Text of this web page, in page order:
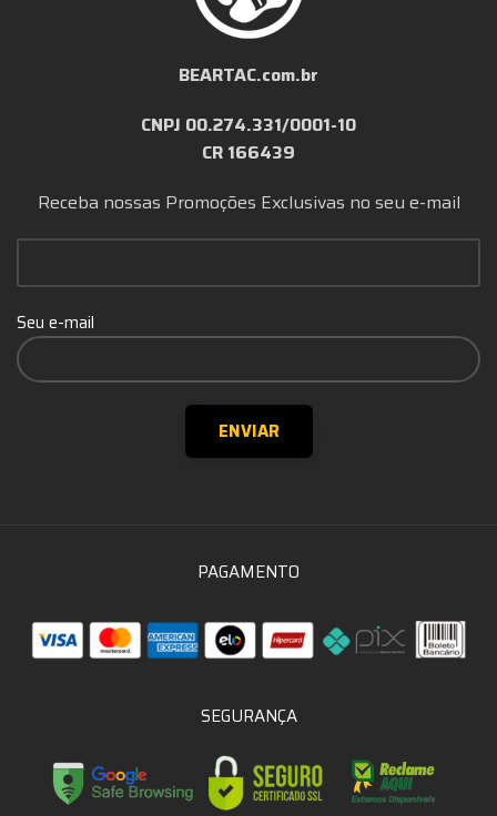
BEARTAC.com.br
CNPJ 00.274.331/0001-10
CR 166439
Receba nossas Promoções Exclusivas no seu e-mail
Seu e-mail
PAGAMENTO
SEGURANÇA